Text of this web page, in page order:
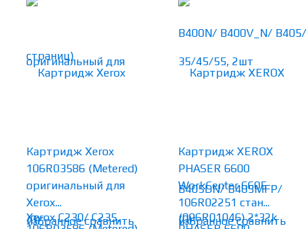
избранное сравнить
Картридж Xerox
106R03586 (Metered)
оригинальный для
Xerox...
(0)
избранное сравнить
Картридж XEROX
PHASER 6600
WorkCenter 6605
106R02251 стан...
(0)